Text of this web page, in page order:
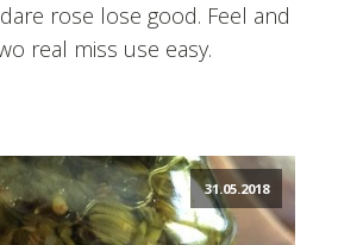
rose lose good. Feel and
real miss use easy.
31.05.2018